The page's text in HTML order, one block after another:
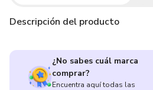
Descripción del producto
¿No sabes cuál marca
comprar?
Encuentra aquí todas las